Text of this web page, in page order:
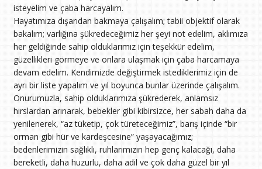
isteyelim ve çaba harcayalım.
Hayatımıza dışarıdan bakmaya çalışalım; tabii objektif olarak
bakalım; varlığına şükredeceğimiz her şeyi not edelim, aklımıza
her geldiğinde sahip olduklarımız için teşekkür edelim,
güzellikleri görmeye ve onlara ulaşmak için çaba harcamaya
devam edelim. Kendimizde değiştirmek istediklerimiz için de
ayrı bir liste yapalım ve yıl boyunca bunlar üzerinde çalışalım.
Onurumuzla, sahip olduklarımıza şükrederek, anlamsız
hırslardan arınarak, bebekler gibi kibirsizce, her sabah daha da
yenilenerek, “az tüketip, çok türeteceğimiz”, barış içinde “bir
orman gibi hür ve kardeşcesine” yaşayacağımız;
bedenlerimizin sağlıklı, ruhlarımızın hep genç kalacağı, daha
bereketli, daha huzurlu, daha adil ve çok daha güzel bir yıl